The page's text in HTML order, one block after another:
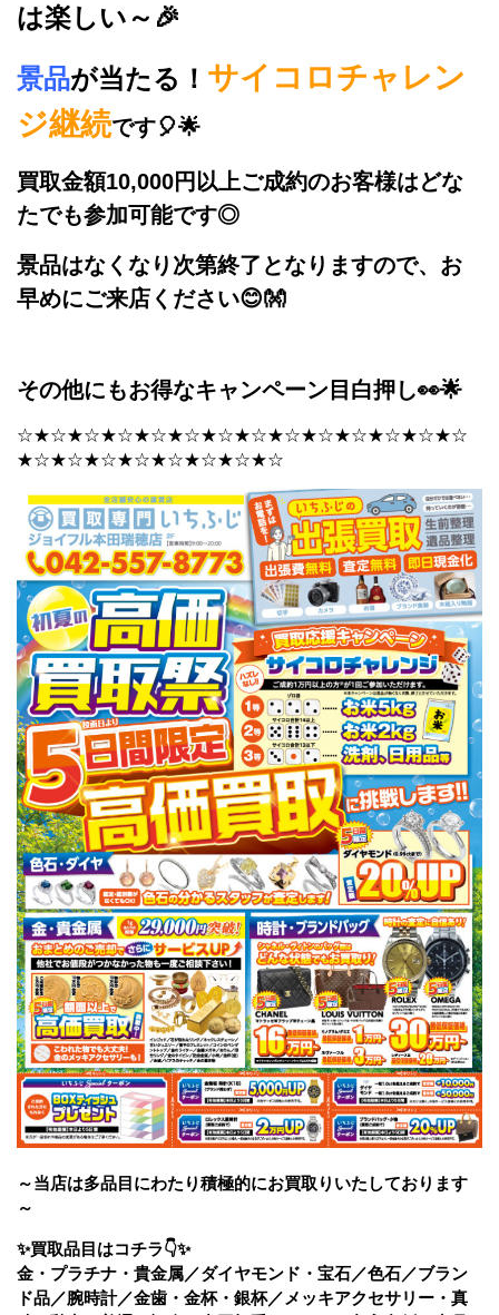
は楽しい～🎉
景品が当たる！ サイコロチャレン
ジ継続です🎈🌟
買取金額10,000円以上ご成約のお客様はどな
たでも参加可能です◎
景品はなくなり次第終了となりますので、お
早めにご来店ください😊👐
その他にもお得なキャンペーン目白押し👀🌟
☆★☆★☆★☆★☆★☆★☆★☆★☆★☆★☆★☆★☆★☆
★☆★☆★☆★☆★☆★☆★☆★☆
～当店は多品目にわたり積極的にお買取りいたしております
～
✨買取品目はコチラ👇✨
金・プラチナ・貴金属／ダイヤモンド・宝石／色石／ブラン
ド品／腕時計／金歯・金杯・銀杯／メッキアクセサリー・真